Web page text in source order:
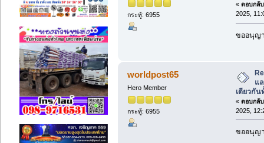
กระทู้: 6955
« ตอบกลั
2025,
ขออนุญ
worldpost65
Hero Member
กระทู้: 6955
แ
เดียวกัน
« ตอบกลั
2025,
ขออนุญ